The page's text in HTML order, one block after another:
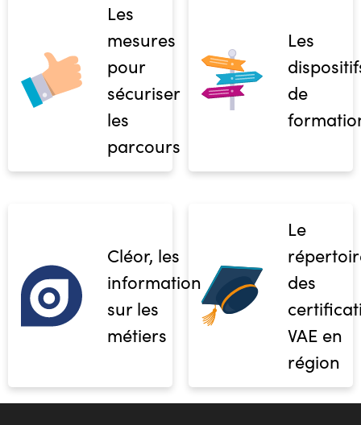
Les
mesures
pour
sécuriser
les
parcours
Les
de
Cléor, les
informations
sur les
métiers
Le
des
VAE en
région